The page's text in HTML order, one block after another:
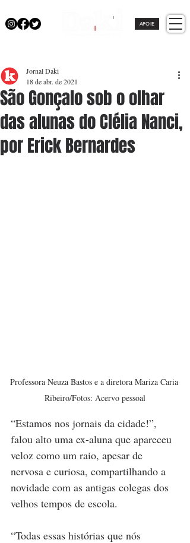
APOIE
São Gonçalo sob o olhar
das alunas do Clélia Nanci,
por Erick Bernardes
Jornal Daki
18 de abr. de 2021
Professora Neuza Bastos e a diretora Mariza Caria
Ribeiro/Fotos: Acervo pessoal
“Estamos nos jornais da cidade!”,
falou alto uma ex-aluna que apareceu
veloz como um raio, apesar de
nervosa e curiosa, compartilhando a
novidade com as antigas colegas dos
velhos tempos de escola.
“Todas essas histórias que nós